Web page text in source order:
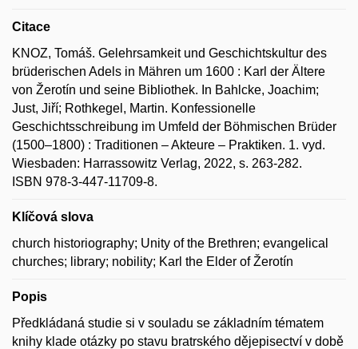
Citace
KNOZ, Tomáš. Gelehrsamkeit und Geschichtskultur des
brüderischen Adels in Mähren um 1600 : Karl der Ältere
von Žerotín und seine Bibliothek. In Bahlcke, Joachim;
Just, Jiří; Rothkegel, Martin. Konfessionelle
Geschichtsschreibung im Umfeld der Böhmischen Brüder
(1500–1800) : Traditionen – Akteure – Praktiken. 1. vyd.
Wiesbaden: Harrassowitz Verlag, 2022, s. 263-282.
ISBN 978-3-447-11709-8.
Klíčová slova
church historiography; Unity of the Brethren; evangelical
churches; library; nobility; Karl the Elder of Žerotín
Popis
Předkládaná studie si v souladu se základním tématem
knihy klade otázky po stavu bratrského dějepisectví v době